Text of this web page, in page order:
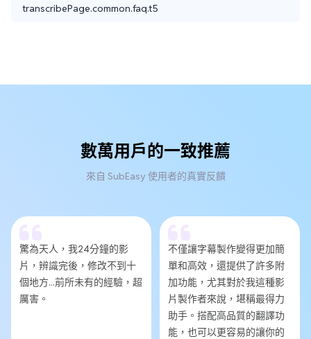
transcribePage.common.faq.t5
數萬用戶的一致推薦
來自 SubEasy 使用者的真實反饋
驚為天人，我24分鐘的影
片，辨識完後，修改不到十
個地方...前所未有的經驗，超
厲害。
不僅讓字幕製作變得更加簡
單和高效，還提供了許多附
加功能，尤其對於我這種影
片製作者來說，堪稱最得力
助手。搭配高品質的翻譯功
能，也可以更容易的讓你的